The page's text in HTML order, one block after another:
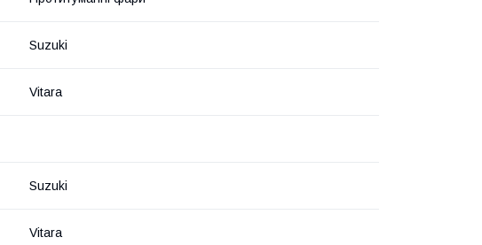
Suzuki
Vitara
Suzuki
Vitara